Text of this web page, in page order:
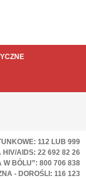
112 LUB 999
HIV/AIDS: 22 692 82 26
W BÓLU”: 800 706 838
- DOROŚLI: 116 123